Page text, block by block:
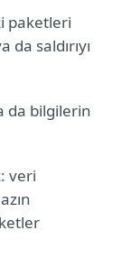
paketleri
saldırıyı
da bilgilerin
veri